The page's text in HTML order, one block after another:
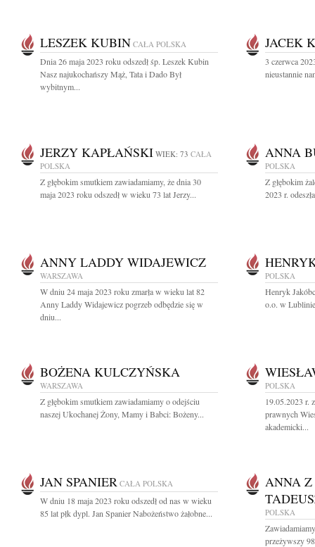
LESZEK KUBIN CAŁA POLSKA
Dnia 26 maja 2023 roku odszedł śp. Leszek Kubin
Nasz najukochańszy Mąż, Tata i Dado Był
wybitnym...
JACEK
3 czerwca
nieustannie
JERZY KAPŁAŃSKI WIEK: 73 CAŁA
POLSKA
Z głębokim smutkiem zawiadamiamy, że dnia 30
maja 2023 roku odszedł w wieku 73 lat Jerzy...
ANNA
POLSKA
Z głębokim
2023 r.
ANNY LADDY WIDAJEWICZ
WARSZAWA
W dniu 24 maja 2023 roku zmarła w wieku lat 82
Anny Laddy Widajewicz pogrzeb odbędzie się w
dniu...
POLSKA
Henryk
o.o. w
BOŻENA KULCZYŃSKA
WARSZAWA
Z głębokim smutkiem zawiadamiamy o odejściu
naszej Ukochanej Żony, Mamy i Babci: Bożeny...
POLSKA
19.05.2023 r.
prawnych
akademicki...
JAN SPANIER CAŁA POLSKA
W dniu 18 maja 2023 roku odszedł od nas w wieku
85 lat płk dypl. Jan Spanier Nabożeństwo żałobne...
ANNA
POLSKA
przeżywszy